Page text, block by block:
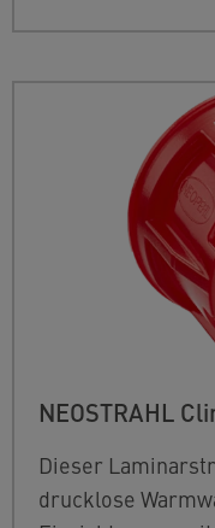
NEOSTRAHL
Dieser
drucklose